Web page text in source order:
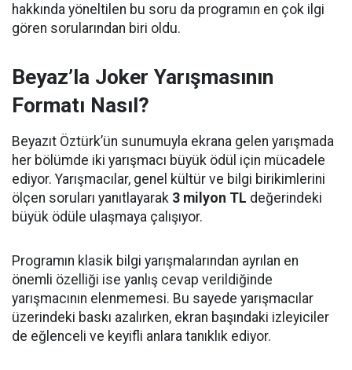
hakkında yöneltilen bu soru da programın en çok ilgi
gören sorularından biri oldu.
Beyaz’la Joker Yarışmasının
Formatı Nasıl?
Beyazıt Öztürk’ün sunumuyla ekrana gelen yarışmada
her bölümde iki yarışmacı büyük ödül için mücadele
ediyor. Yarışmacılar, genel kültür ve bilgi birikimlerini
ölçen soruları yanıtlayarak 3 milyon TL değerindeki
büyük ödüle ulaşmaya çalışıyor.
Programın klasik bilgi yarışmalarından ayrılan en
önemli özelliği ise yanlış cevap verildiğinde
yarışmacının elenmemesi. Bu sayede yarışmacılar
üzerindeki baskı azalırken, ekran başındaki izleyiciler
de eğlenceli ve keyifli anlara tanıklık ediyor.